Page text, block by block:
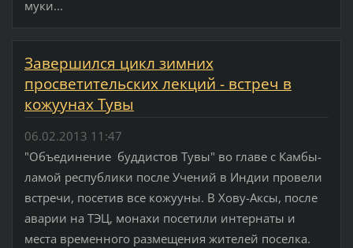
муки...
Завершился цикл зимних
просветительских лекций - встреч в
кожуунах Тувы
06.02.2013 11:47
"Объединение буддистов Тувы" во главе с Камбы-
ламой республики после Учений в Индии провели
встречи, посетив все кожууны. В Хову-Аксы, после
аварии на ТЭЦ, монахи посетили интернаты и
места временного размещения жителей поселка.